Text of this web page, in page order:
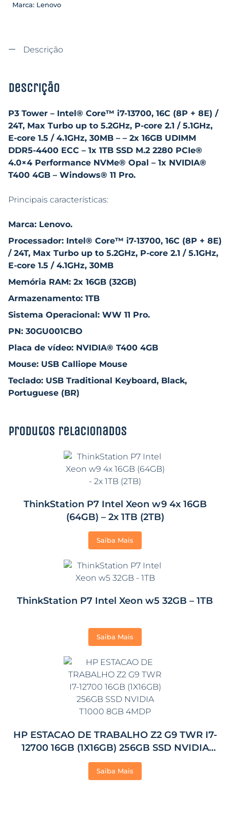
Marca: Lenovo
Descrição
Descrição
P3 Tower – Intel® Core™ i7-13700, 16C (8P + 8E) /
24T, Max Turbo up to 5.2GHz, P-core 2.1 / 5.1GHz,
E-core 1.5 / 4.1GHz, 30MB – – 2x 16GB UDIMM
DDR5-4400 ECC – 1x 1TB SSD M.2 2280 PCIe®
4.0×4 Performance NVMe® Opal – 1x NVIDIA®
T400 4GB – Windows® 11 Pro.
Principais características:
Marca: Lenovo.
Processador: Intel® Core™ i7-13700, 16C (8P + 8E)
/ 24T, Max Turbo up to 5.2GHz, P-core 2.1 / 5.1GHz,
E-core 1.5 / 4.1GHz, 30MB
Memória RAM: 2x 16GB (32GB)
Armazenamento: 1TB
Sistema Operacional: WW 11 Pro.
PN: 30GU001CBO
Placa de vídeo: NVIDIA® T400 4GB
Mouse: USB Calliope Mouse
Teclado: USB Traditional Keyboard, Black,
Portuguese (BR)
Produtos relacionados
ThinkStation P7 Intel Xeon w9 4x 16GB
(64GB) – 2x 1TB (2TB)
Saiba Mais
ThinkStation P7 Intel Xeon w5 32GB – 1TB
Saiba Mais
HP ESTACAO DE TRABALHO Z2 G9 TWR I7-
12700 16GB (1X16GB) 256GB SSD NVIDIA
T1000 8GB 4MDP
Saiba Mais